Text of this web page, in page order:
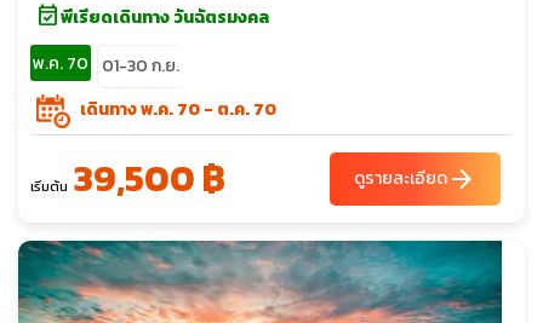
event_availableพีเรียดเดินทาง วันฉัตรมงคล
พ.ค. 70
01-30 ก.ย.
เดินทาง พ.ค. 70 - ต.ค. 70
เริ่มต้น 39,500 ฿ ดูรายละเอียดarrow_forward